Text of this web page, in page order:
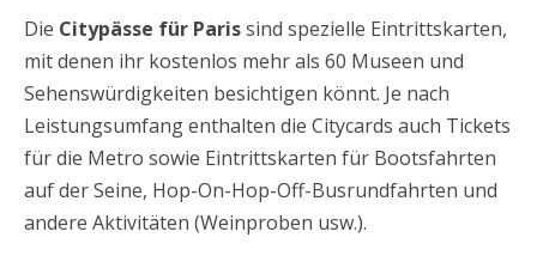
Die Citypässe für Parissind spezielle Eintrittskarten,
mit denen ihr kostenlos mehr als 60 Museen und
Sehenswürdigkeiten besichtigen könnt. Je nach
Leistungsumfang enthalten die Citycards auch Tickets
für die Metro sowie Eintrittskarten für Bootsfahrten
auf der Seine, Hop-On-Hop-Off-Busrundfahrten und
andere Aktivitäten (Weinproben usw.).